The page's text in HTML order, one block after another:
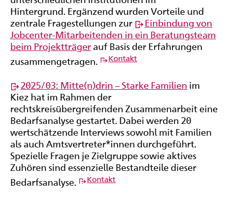
Hintergrund. Ergänzend wurden Vorteile und
zentrale Fragestellungen zur
Einbindung von
Jobcenter-Mitarbeitenden in ein Beratungsteam
beim Projektträgerauf Basis der Erfahrungen
zusammengetragen.
Kontakt
2025/03: Mitte(n)drin – Starke Familien im
Kiez hat im Rahmen der
rechtskreisübergreifenden Zusammenarbeit eine
Bedarfsanalyse gestartet. Dabei werden 20
wertschätzende Interviews sowohl mit Familien
als auch Amtsvertreter*innen durchgeführt.
Spezielle Fragen je Zielgruppe sowie aktives
Zuhören sind essenzielle Bestandteile dieser
Bedarfsanalyse.
Kontakt